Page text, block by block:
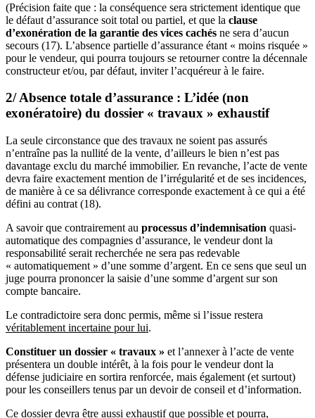
(Précision faite que : la conséquence sera strictement identique que
le défaut d’assurance soit total ou partiel, et que la clause
d’exonération de la garantie des vices cachés ne sera d’aucun
secours (17). L’absence partielle d’assurance étant « moins risquée »
pour le vendeur, qui pourra toujours se retourner contre la décennale
constructeur et/ou, par défaut, inviter l’acquéreur à le faire.
2/ Absence totale d’assurance : L’idée (non
exonératoire) du dossier « travaux » exhaustif
La seule circonstance que des travaux ne soient pas assurés
n’entraîne pas la nullité de la vente, d’ailleurs le bien n’est pas
davantage exclu du marché immobilier. En revanche, l’acte de vente
devra faire exactement mention de l’irrégularité et de ses incidences,
de manière à ce sa délivrance corresponde exactement à ce qui a été
défini au contrat (18).
A savoir que contrairement au processus d’indemnisation quasi-
automatique des compagnies d’assurance, le vendeur dont la
responsabilité serait recherchée ne sera pas redevable
« automatiquement » d’une somme d’argent. En ce sens que seul un
juge pourra prononcer la saisie d’une somme d’argent sur son
compte bancaire.
Le contradictoire sera donc permis, même si l’issue restera
véritablement incertaine pour lui.
Constituer un dossier « travaux » et l’annexer à l’acte de vente
présentera un double intérêt, à la fois pour le vendeur dont la
défense judiciaire en sortira renforcée, mais également (et surtout)
pour les conseillers tenus par un devoir de conseil et d’information.
Ce dossier devra être aussi exhaustif que possible et pourra,